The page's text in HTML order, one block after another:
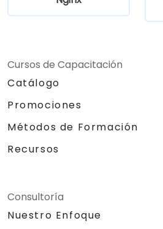
Cursos de Capacitación
Catálogo
Promociones
Métodos de Formación
Recursos
Consultoría
Nuestro Enfoque